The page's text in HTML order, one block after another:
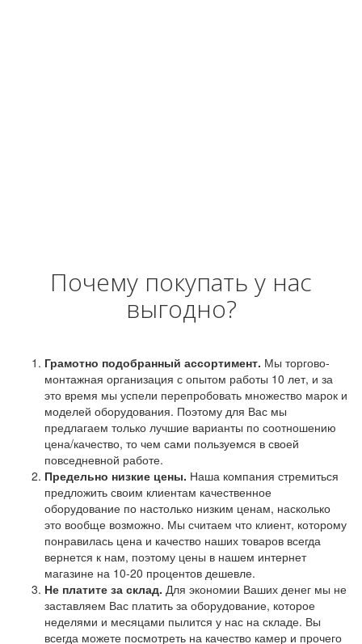
Почему покупать у нас
выгодно?
Грамотно подобранный ассортимент. Мы торгово-
монтажная организация с опытом работы 10 лет, и за
это время мы успели перепробовать множество марок и
моделей оборудования. Поэтому для Вас мы
предлагаем только лучшие варианты по соотношению
цена/качество, то чем сами пользуемся в своей
повседневной работе.
Предельно низкие цены. Наша компания стремиться
предложить своим клиентам качественное
оборудование по настолько низким ценам, насколько
это вообще возможно. Мы считаем что клиент, которому
понравилась цена и качество наших товаров всегда
вернется к нам, поэтому цены в нашем интернет
магазине на 10-20 процентов дешевле.
Не платите за склад. Для экономии Ваших денег мы не
заставляем Вас платить за оборудование, которое
неделями и месяцами пылится у нас на складе. Вы
всегда можете посмотреть на качество камер и прочего